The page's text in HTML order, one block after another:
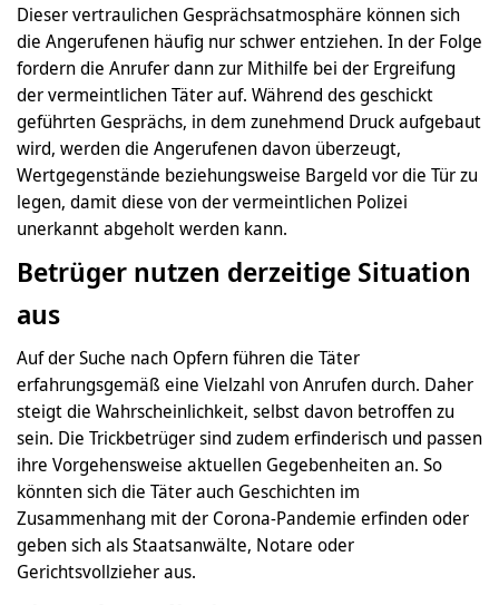
Dieser vertraulichen Gesprächsatmosphäre können sich
die Angerufenen häufig nur schwer entziehen. In der Folge
fordern die Anrufer dann zur Mithilfe bei der Ergreifung
der vermeintlichen Täter auf. Während des geschickt
geführten Gesprächs, in dem zunehmend Druck aufgebaut
wird, werden die Angerufenen davon überzeugt,
Wertgegenstände beziehungsweise Bargeld vor die Tür zu
legen, damit diese von der vermeintlichen Polizei
unerkannt abgeholt werden kann.
Betrüger nutzen derzeitige Situation
aus
Auf der Suche nach Opfern führen die Täter
erfahrungsgemäß eine Vielzahl von Anrufen durch. Daher
steigt die Wahrscheinlichkeit, selbst davon betroffen zu
sein. Die Trickbetrüger sind zudem erfinderisch und passen
ihre Vorgehensweise aktuellen Gegebenheiten an. So
könnten sich die Täter auch Geschichten im
Zusammenhang mit der Corona-Pandemie erfinden oder
geben sich als Staatsanwälte, Notare oder
Gerichtsvollzieher aus.